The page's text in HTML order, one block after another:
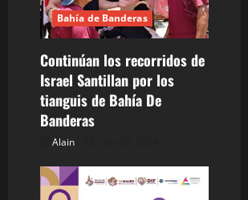
a
d
a
s
Bahía de Banderas
Continúan los recorridos de
Israel Santillan por los
tianguis de Bahía De
Banderas
Alain